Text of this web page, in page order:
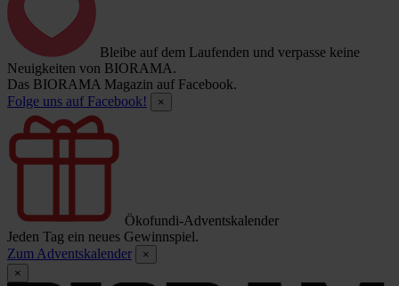
Bleibe auf dem Laufenden und verpasse keine
Neuigkeiten von BIORAMA.
Das BIORAMA Magazin auf Facebook.
Folge uns auf Facebook!
×
Ökofundi-Adventskalender
Jeden Tag ein neues Gewinnspiel.
Zum Adventskalender
×
×